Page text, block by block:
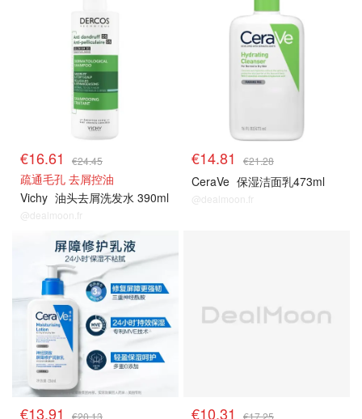
€16.61 €24.45
疏通毛孔 去屑控油
Vichy 油头去屑洗发水 390ml
@dealmoon.fr
€14.81 €21.28
CeraVe 保湿洁面乳473ml
@dealmoon.fr
€13.91 €20.13 €10.31 €17.25